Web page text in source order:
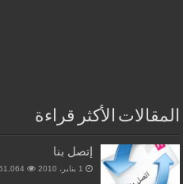
الأكثر قراءة
إتصل بنا
1 يناير، 2010 61,064